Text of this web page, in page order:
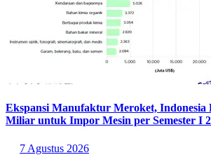
Ekspansi Manufaktur Meroket, Indonesia
Miliar untuk Impor Mesin per Semester I
7 Agustus 2026